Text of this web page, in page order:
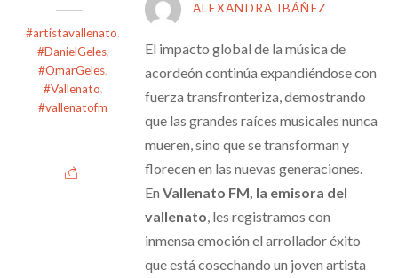
#artistavallenato,
#DanielGeles,
#OmarGeles,
#Vallenato,
#vallenatofm
ALEXANDRA IBÁÑEZ
El impacto global de la música de
acordeón continúa expandiéndose con
fuerza transfronteriza, demostrando
que las grandes raíces musicales nunca
mueren, sino que se transforman y
florecen en las nuevas generaciones.
En Vallenato FM, la emisora del
vallenato , les registramos con
inmensa emoción el arrollador éxito
que está cosechando un joven artista